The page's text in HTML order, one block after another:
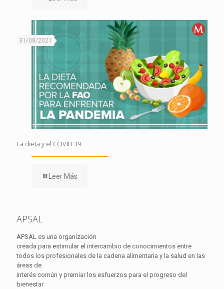
31/08/2021
La dieta y el COVID 19
Leer Más
APSAL
APSAL es una organización
creada para estimular el intercambio de conocimientos entre
todos los profesionales de la cadena alimentaria y la salud en las
áreas de
interés común y premiar los esfuerzos para el progreso del
bienestar